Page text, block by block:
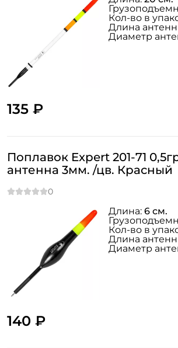
135 ₽
Кол-во в
Длина
Диаметр
Поплавок Expert 201-71
антенна 3мм. /цв. Красный
140 ₽
Длина: 6 см.
Кол-во в
Длина
Диаметр